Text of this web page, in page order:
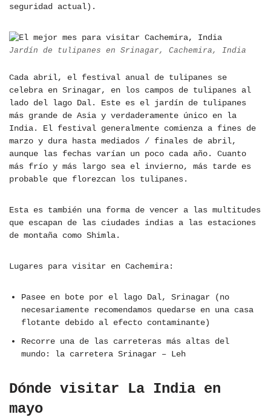
seguridad actual).
Jardín de tulipanes en Srinagar, Cachemira, India
Cada abril, el festival anual de tulipanes se
celebra en Srinagar, en los campos de tulipanes al
lado del lago Dal. Este es el jardín de tulipanes
más grande de Asia y verdaderamente único en la
India. El festival generalmente comienza a fines de
marzo y dura hasta mediados / finales de abril,
aunque las fechas varían un poco cada año. Cuanto
más frío y más largo sea el invierno, más tarde es
probable que florezcan los tulipanes.
Esta es también una forma de vencer a las multitudes
que escapan de las ciudades indias a las estaciones
de montaña como Shimla.
Lugares para visitar en Cachemira:
Pasee en bote por el lago Dal, Srinagar (no
necesariamente recomendamos quedarse en una casa
flotante debido al efecto contaminante)
Recorre una de las carreteras más altas del
mundo: la carretera Srinagar – Leh
Dónde visitar La India en
mayo